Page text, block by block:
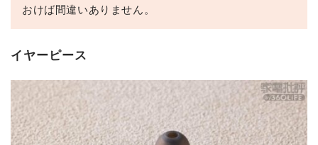
おけば間違いありません。
イヤーピース